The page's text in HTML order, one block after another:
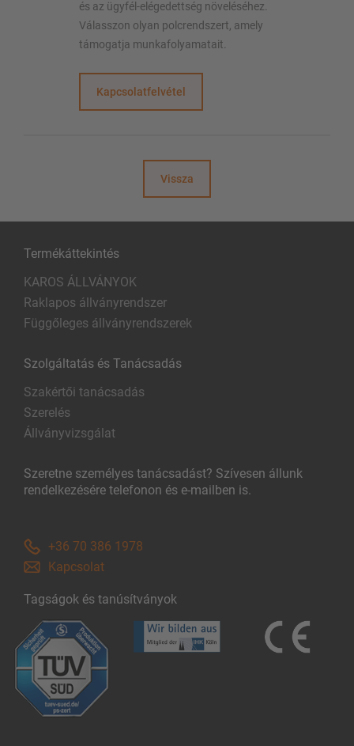
és az ügyfél-elégedettség növeléséhez.
Válasszon olyan polcrendszert, amely
támogatja munkafolyamatait.
Kapcsolatfelvétel
Vissza
Termékáttekintés
KAROS ÁLLVÁNYOK
Raklapos állványrendszer
Függőleges állványrendszerek
Szolgáltatás és Tanácsadás
Szakértői tanácsadás
Szerelés
Állványvizsgálat
Szeretne személyes tanácsadást? Szívesen állunk
rendelkezésére telefonon és e-mailben is.
+36 70 386 1978
Kapcsolat
Tagságok és tanúsítványok